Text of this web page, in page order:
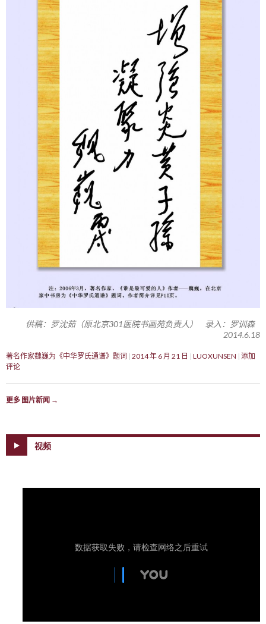
供稿：罗沈茹（原北京301医院书画苑负责人） 录入：罗训森
2014.6.18
著名作家魏巍为《中华罗氏通谱》题词 2014 年 6 月 21 日 LUOXUNSEN 添加
评论
更多 图片新闻 →
视频